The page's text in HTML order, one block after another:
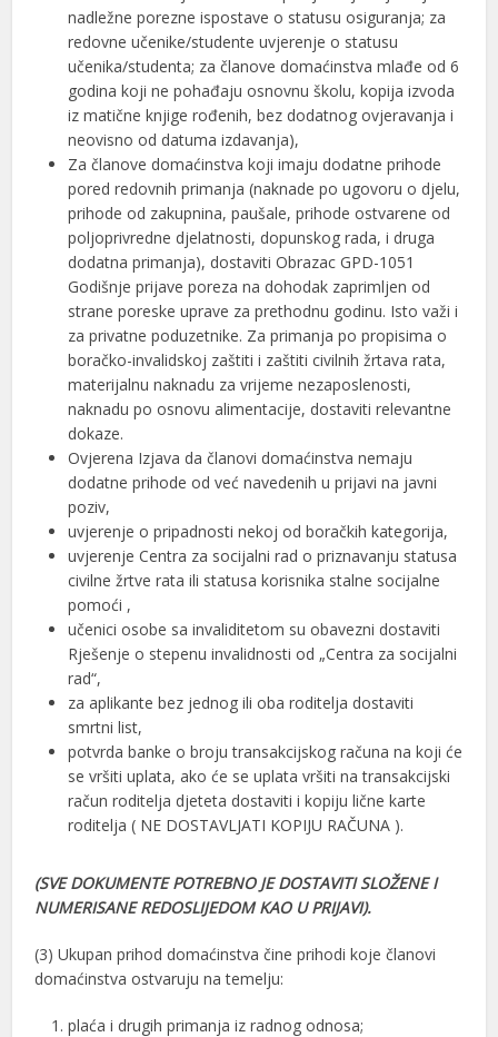
nadležne porezne ispostave o statusu osiguranja; za
redovne učenike/studente uvjerenje o statusu
učenika/studenta; za članove domaćinstva mlađe od 6
godina koji ne pohađaju osnovnu školu, kopija izvoda
iz matične knjige rođenih, bez dodatnog ovjeravanja i
neovisno od datuma izdavanja),
Za članove domaćinstva koji imaju dodatne prihode
pored redovnih primanja (naknade po ugovoru o djelu,
prihode od zakupnina, paušale, prihode ostvarene od
poljoprivredne djelatnosti, dopunskog rada, i druga
dodatna primanja), dostaviti Obrazac GPD-1051
Godišnje prijave poreza na dohodak zaprimljen od
strane poreske uprave za prethodnu godinu. Isto važi i
za privatne poduzetnike. Za primanja po propisima o
boračko-invalidskoj zaštiti i zaštiti civilnih žrtava rata,
materijalnu naknadu za vrijeme nezaposlenosti,
naknadu po osnovu alimentacije, dostaviti relevantne
dokaze.
Ovjerena Izjava da članovi domaćinstva nemaju
dodatne prihode od već navedenih u prijavi na javni
poziv,
uvjerenje o pripadnosti nekoj od boračkih kategorija,
uvjerenje Centra za socijalni rad o priznavanju statusa
civilne žrtve rata ili statusa korisnika stalne socijalne
pomoći ,
učenici osobe sa invaliditetom su obavezni dostaviti
Rješenje o stepenu invalidnosti od „Centra za socijalni
rad“,
za aplikante bez jednog ili oba roditelja dostaviti
smrtni list,
potvrda banke o broju transakcijskog računa na koji će
se vršiti uplata, ako će se uplata vršiti na transakcijski
račun roditelja djeteta dostaviti i kopiju lične karte
roditelja ( NE DOSTAVLJATI KOPIJU RAČUNA ).
(SVE DOKUMENTE POTREBNO JE DOSTAVITI SLOŽENE I
NUMERISANE REDOSLIJEDOM KAO U PRIJAVI).
(3) Ukupan prihod domaćinstva čine prihodi koje članovi
domaćinstva ostvaruju na temelju:
plaća i drugih primanja iz radnog odnosa;